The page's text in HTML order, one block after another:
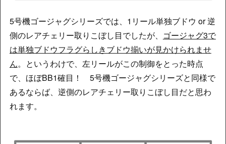
5号機ゴージャグシリーズでは、1リール単独ブドウ or 逆
側のレアチェリー取りこぼし目でしたが、 ゴージャグ3で
は単独ブドウフラグらしきブドウ揃いが見かけられませ
ん。というわけで、左リールがこの制御をとった時点
で、ほぼBB1確目！ 5号機ゴージャグシリーズと同様で
あるならば、逆側のレアチェリー取りこぼし目だと思わ
れます。